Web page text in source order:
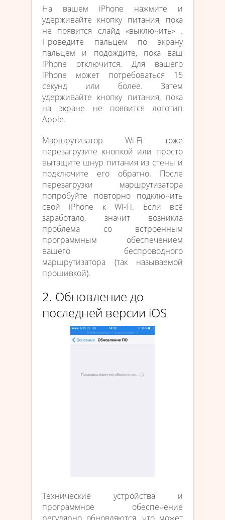
На вашем iPhone нажмите и
удерживайте кнопку питания, пока
не появится слайд «выключить» .
Проведите пальцем по экрану
пальцем и подождите, пока ваш
iPhone отключится. Для вашего
iPhone может потребоваться 15
секунд или более. Затем
удерживайте кнопку питания, пока
на экране не появится логотип
Apple.
Маршрутизатор Wi-Fi тоже
перезагрузите кнопкой или просто
вытащите шнур питания из стены и
подключите его обратно. После
перезагрузки маршрутизатора
попробуйте повторно подключить
свой iPhone к Wi-Fi. Если всё
заработало, значит возникла
проблема со встроенным
программным обеспечением
вашего беспроводного
маршрутизатора (так называемой
прошивкой).
2. Обновление до
последней версии iOS
Технические устройства и
программное обеспечение
регулярно обновляются, что может